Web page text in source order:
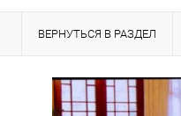
ВЕРНУТЬСЯ В РАЗДЕЛ